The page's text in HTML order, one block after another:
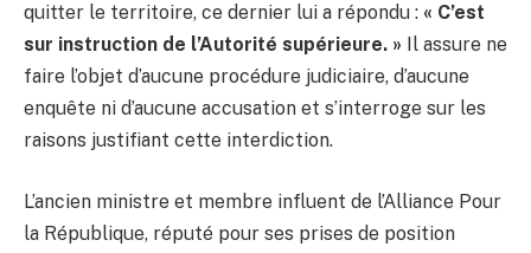
quitter le territoire, ce dernier lui a répondu : « C’est
sur instruction de l’Autorité supérieure. » Il assure ne
faire l’objet d’aucune procédure judiciaire, d’aucune
enquête ni d’aucune accusation et s’interroge sur les
raisons justifiant cette interdiction.
L’ancien ministre et membre influent de l’Alliance Pour
la République, réputé pour ses prises de position